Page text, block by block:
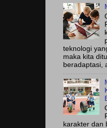
teknologi
maka kita
beradaptasi,
karakter dan